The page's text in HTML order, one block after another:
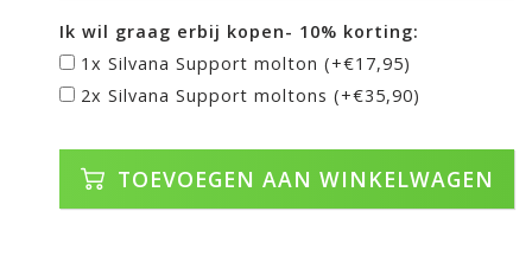
Ik wil graag erbij kopen- 10% korting:
1x Silvana Support molton (+€17,95)
2x Silvana Support moltons (+€35,90)
TOEVOEGEN AAN WINKELWAGEN